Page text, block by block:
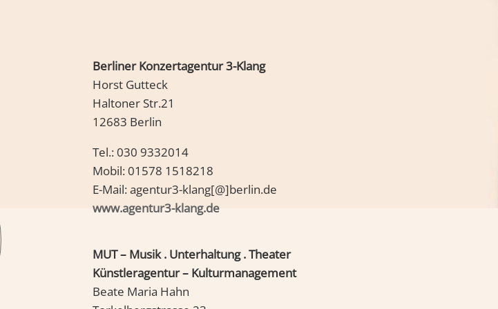
Berliner Konzertagentur 3-Klang
Horst Gutteck
Haltoner Str.21
12683 Berlin
Tel.:030 9332014
Mobil:01578 1518218
E-Mail:agentur3-klang[@]berlin.de
www.agentur3-klang.de
MUT – Musik . Unterhaltung . Theater
Künstleragentur – Kulturmanagement
Beate Maria Hahn